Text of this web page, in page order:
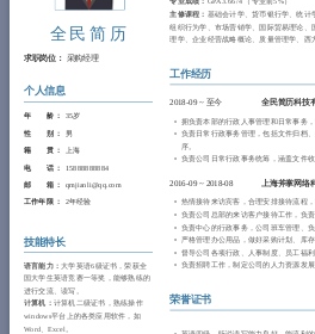
全民简历
求职岗位： 采购经理
个人信息
年 龄 ：
35岁
性 别 ：
男
籍 贯 ： 上海
电 话 ：
15888888884
邮 箱 ：
qmjianli@qq.com
工作年限 ：
2年经验
技能特长
语言能力：大学英语6级证书，荣获全
国大学生英语竞赛一等奖，能够熟练的
进行交流、读写。
计算机： 计算机二级证书，熟练操作
windows平台上的各类应用软件，如
Word、Excel。
主修课程： 基础会计学、货币银行学、统计
组织行为学、市场营销学、国际贸易理论
理学、企业经营战略概论、质量管理学、西
工作经历
2018-09~至今 全民简历科技
拥负责本部的行政人事管理和日常事务
负责日常行政事务管理，包括文件归档
序。
负责公司日常行政事务统筹，涵盖文件
2016-09~2018-08 上海斧掌网络
热情接待来访宾客，合理安排接待流程
负责公司总部的来访客户接待工作，负
负责中心的行政事务，公司班车管理、
严格管理办公用品，做好采购计划、库
督导公司各项行政、人事制度、员工福
负责招聘工作，制定公司的人力资源发
荣誉证书